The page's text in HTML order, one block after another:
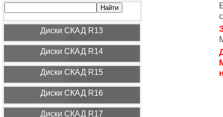
Диcки СКАД R13
Диcки СКАД R14
Диcки СКАД R15
Диcки СКАД R16
Диcки СКАД R17